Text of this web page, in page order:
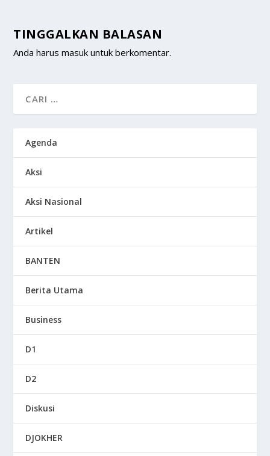
TINGGALKAN BALASAN
Anda harusmasuk untuk berkomentar.
Agenda
Aksi
Aksi Nasional
Artikel
BANTEN
Berita Utama
Business
D1
D2
Diskusi
DJOKHER